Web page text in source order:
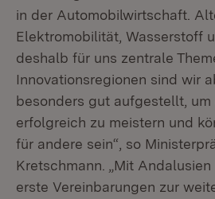
in der Automobilwirtschaft.
Elektromobilität, Wasserstoff
deshalb für uns zentrale
Innovationsregionen sind wir
besonders gut aufgestellt, um
erfolgreich zu meistern und
für andere sein“, so
Kretschmann. „Mit
erste Vereinbarungen zur